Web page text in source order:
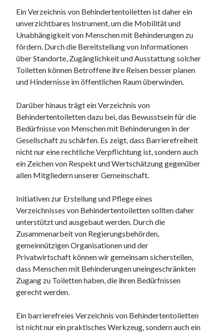
November 2024
November 2023
Kategorien
barrierefreie website
din 18040
fachkraft
ferienhaus
ferienwohnung
ferienwohnungen
fewo
Ein Verzeichnis von Behindertentoiletten ist daher ein
unverzichtbares Instrument, um die Mobilität und
Unabhängigkeit von Menschen mit Behinderungen zu
fördern. Durch die Bereitstellung von Informationen
über Standorte, Zugänglichkeit und Ausstattung solcher
Toiletten können Betroffene ihre Reisen besser planen
und Hindernisse im öffentlichen Raum überwinden.
Darüber hinaus trägt ein Verzeichnis von
Behindertentoiletten dazu bei, das Bewusstsein für die
Bedürfnisse von Menschen mit Behinderungen in der
Gesellschaft zu schärfen. Es zeigt, dass Barrierefreiheit
nicht nur eine rechtliche Verpflichtung ist, sondern auch
ein Zeichen von Respekt und Wertschätzung gegenüber
allen Mitgliedern unserer Gemeinschaft.
Initiativen zur Erstellung und Pflege eines
Verzeichnisses von Behindertentoiletten sollten daher
unterstützt und ausgebaut werden. Durch die
Zusammenarbeit von Regierungsbehörden,
gemeinnützigen Organisationen und der
Privatwirtschaft können wir gemeinsam sicherstellen,
dass Menschen mit Behinderungen uneingeschränkten
Zugang zu Toiletten haben, die ihren Bedürfnissen
gerecht werden.
Ein barrierefreies Verzeichnis von Behindertentoiletten
ist nicht nur ein praktisches Werkzeug, sondern auch ein